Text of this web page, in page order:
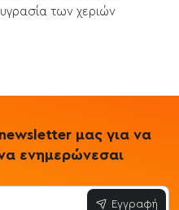
των χεριών
μας για να
ενημερώνεσαι
Εγγραφή